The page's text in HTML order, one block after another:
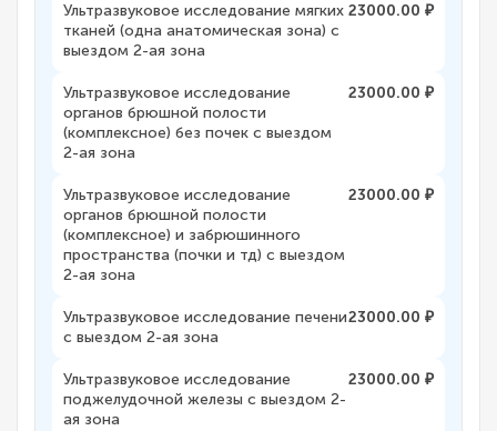
Ультразвуковое исследование мягких
тканей (одна анатомическая зона) с
выездом 2-ая зона
23000.00 ₽
Ультразвуковое исследование
органов брюшной полости
(комплексное) без почек с выездом
2-ая зона
23000.00 ₽
Ультразвуковое исследование
органов брюшной полости
(комплексное) и забрюшинного
пространства (почки и тд) с выездом
2-ая зона
23000.00 ₽
Ультразвуковое исследование печени
с выездом 2-ая зона
23000.00 ₽
Ультразвуковое исследование
поджелудочной железы с выездом 2-
ая зона
23000.00 ₽